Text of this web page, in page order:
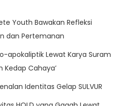
Youth Bawakan Refleksi
dan Pertemanan
apokaliptik Lewat Karya Suram
Kedap Cahaya’
Identitas Gelap SULVUR